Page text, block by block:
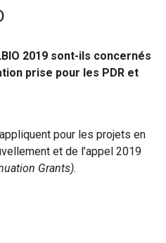
2019 sont-ils concernés
prise pour les PDR et
pour les projets en
et de l’appel 2019
Grants).